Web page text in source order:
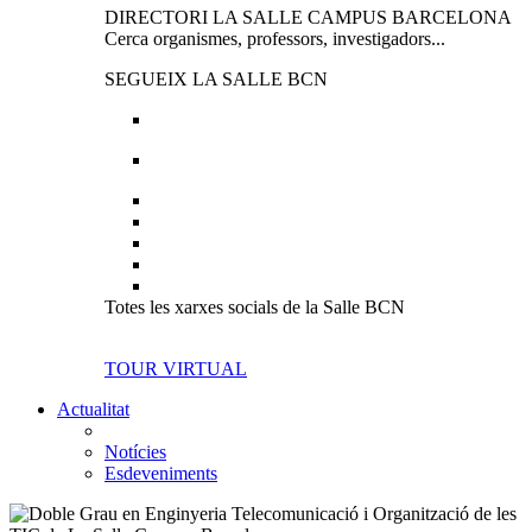
DIRECTORI LA SALLE CAMPUS BARCELONA
Cerca organismes, professors, investigadors...
SEGUEIX LA SALLE BCN
Totes les xarxes socials de la Salle BCN
TOUR VIRTUAL
Actualitat
Notícies
Esdeveniments